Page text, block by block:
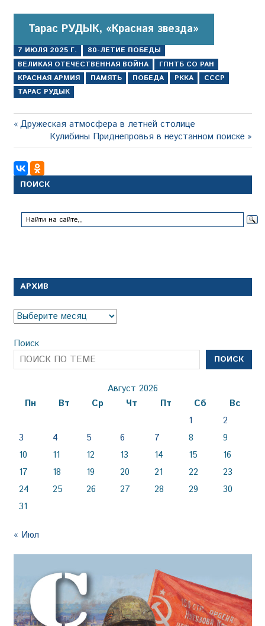
Тарас РУДЫК, «Красная звезда»
7 ИЮЛЯ 2025 Г.
80-ЛЕТИЕ ПОБЕДЫ
ВЕЛИКАЯ ОТЕЧЕСТВЕННАЯ ВОЙНА
ГПНТБ СО РАН
КРАСНАЯ АРМИЯ
ПАМЯТЬ ПОБЕДА РККА
СССР
ТАРАС РУДЫК
Навигация
по
записям
Предыдущая
Дружеская атмосфера в летней столице
Следующая
запись:
Кулибины Приднепровья в неустанном поиске
ПОИСК
АРХИВ
Архив
Поиск
ПОИСК
Август 2026
Пн
Вт Ср Чт Пт Сб
Вс
1
2
3
4 5 6 7 8
9
10
11 12 13 14 15
16
17
18 19 20 21 22
23
24
25 26 27 28 29
30
31
« Июл